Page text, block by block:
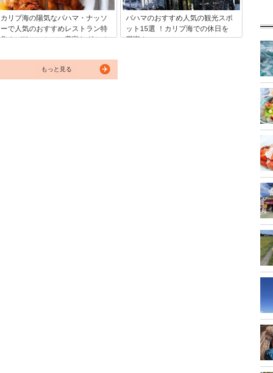
を持っておすすめします。
カリブ海の陽気なバハマ・ナッソ
ーで人気のおすすめレストラン特
集！バリエーション豊富なグルメ
バハマはカリブ海に浮かぶ島々のなかで
も大人気の観光地。地元のカリブ海料理
もいいけど、ときには食べ慣れたイタリ
バハマのおすすめ人気の観光スポ
ット15選 ！カリブ海での休日を
満喫！
もっと見る